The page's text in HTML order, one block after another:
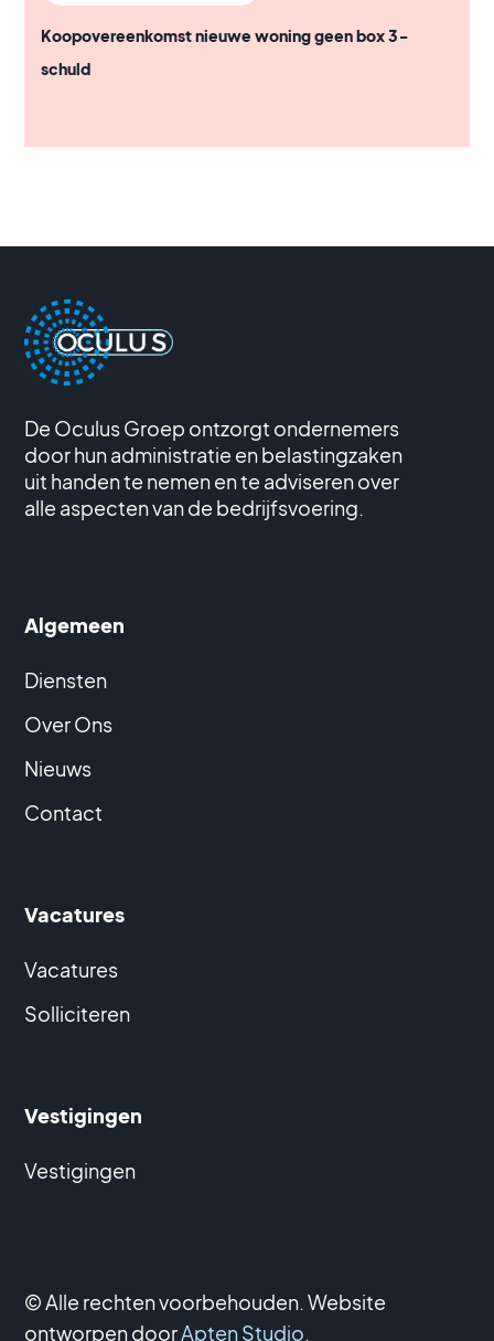
Koopovereenkomst nieuwe woning geen box 3-
schuld
De Oculus Groep ontzorgt ondernemers
door hun administratie en belastingzaken
uit handen te nemen en te adviseren over
alle aspecten van de bedrijfsvoering.
Algemeen
Diensten
Over Ons
Nieuws
Contact
Vacatures
Vacatures
Solliciteren
Vestigingen
Vestigingen
© Alle rechten voorbehouden. Website
ontworpen doorApten Studio.